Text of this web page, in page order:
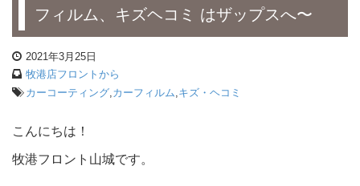
フィルム、キズヘコミ はザップスへ〜
2021年3月25日
牧港店フロントから
カーコーティング カーフィルム キズ・ヘコミ
こんにちは！
牧港フロント山城です。